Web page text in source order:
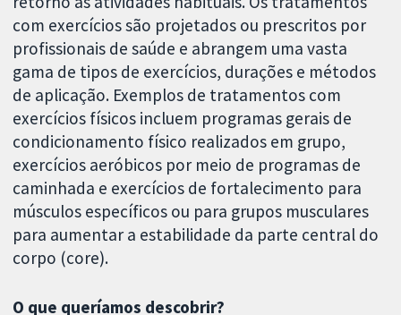
com exercícios são projetados ou prescritos por
profissionais de saúde e abrangem uma vasta
gama de tipos de exercícios, durações e métodos
de aplicação. Exemplos de tratamentos com
exercícios físicos incluem programas gerais de
condicionamento físico realizados em grupo,
exercícios aeróbicos por meio de programas de
caminhada e exercícios de fortalecimento para
músculos específicos ou para grupos musculares
para aumentar a estabilidade da parte central do
corpo (core).
O que queríamos descobrir?